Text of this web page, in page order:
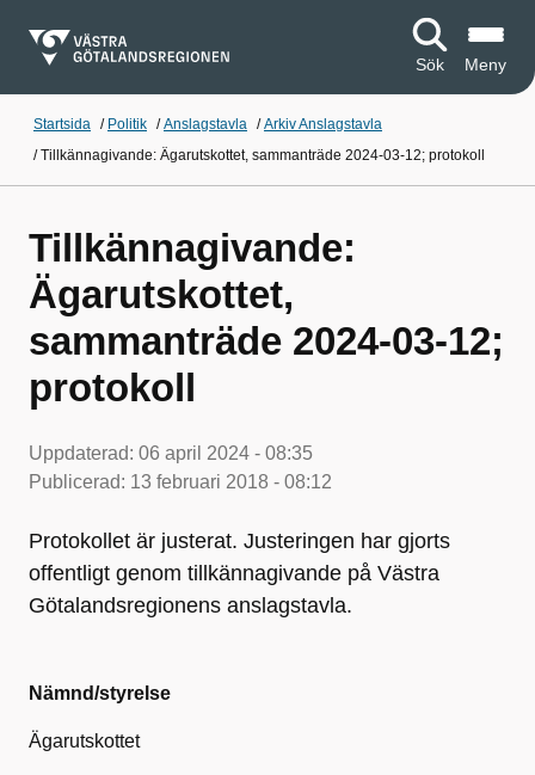
Sök Meny
Startsida / Politik /Anslagstavla /Arkiv Anslagstavla
/Tillkännagivande: Ägarutskottet, sammanträde 2024-03-12; protokoll
Tillkännagivande:
Ägarutskottet,
sammanträde 2024-03-12;
protokoll
Uppdaterad: 06 april 2024 - 08:35
Publicerad: 13 februari 2018 - 08:12
Protokollet är justerat. Justeringen har gjorts
offentligt genom tillkännagivande på Västra
Götalandsregionens anslagstavla.
Nämnd/styrelse
Ägarutskottet